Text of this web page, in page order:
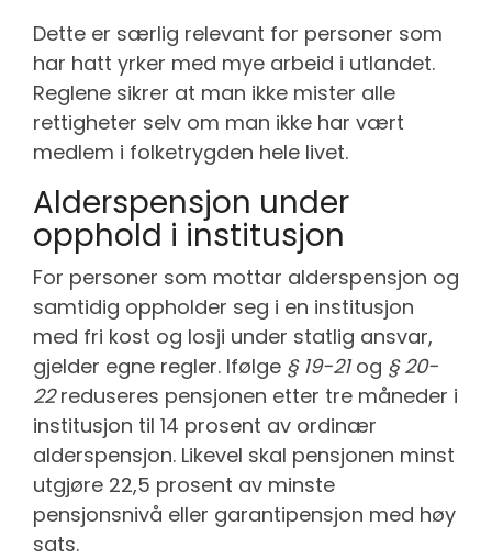
Dette er særlig relevant for personer som
har hatt yrker med mye arbeid i utlandet.
Reglene sikrer at man ikke mister alle
rettigheter selv om man ikke har vært
medlem i folketrygden hele livet.
Alderspensjon under
opphold i institusjon
For personer som mottar alderspensjon og
samtidig oppholder seg i en institusjon
med fri kost og losji under statlig ansvar,
gjelder egne regler. Ifølge § 19-21og § 20-
22reduseres pensjonen etter tre måneder i
institusjon til 14 prosent av ordinær
alderspensjon. Likevel skal pensjonen minst
utgjøre 22,5 prosent av minste
pensjonsnivå eller garantipensjon med høy
sats.